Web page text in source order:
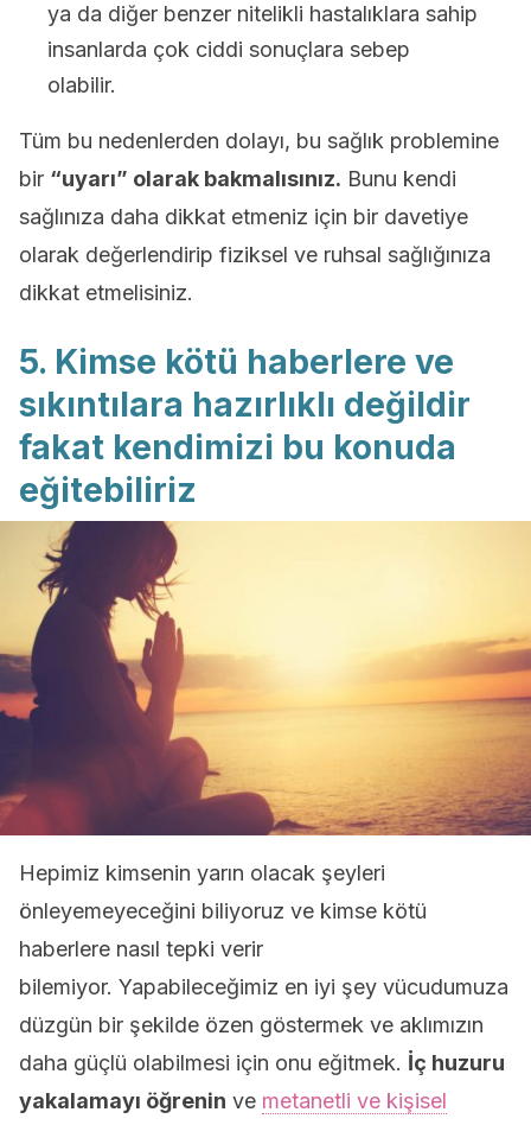
ya da diğer benzer nitelikli hastalıklara sahip
insanlarda çok ciddi sonuçlara sebep
olabilir.
Tüm bu nedenlerden dolayı, bu sağlık problemine
bir “uyarı” olarak bakmalısınız. Bunu kendi
sağlınıza daha dikkat etmeniz için bir davetiye
olarak değerlendirip fiziksel ve ruhsal sağlığınıza
dikkat etmelisiniz.
5. Kimse kötü haberlere ve
sıkıntılara hazırlıklı değildir
fakat kendimizi bu konuda
eğitebiliriz
Hepimiz kimsenin yarın olacak şeyleri
önleyemeyeceğini biliyoruz ve kimse kötü
haberlere nasıl tepki verir
bilemiyor. Yapabileceğimiz en iyi şey vücudumuza
düzgün bir şekilde özen göstermek ve aklımızın
daha güçlü olabilmesi için onu eğitmek. İç huzuru
yakalamayı öğrenin ve metanetli ve kişisel